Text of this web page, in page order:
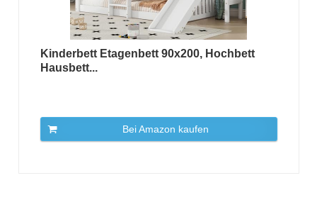
Kinderbett Etagenbett 90x200, Hochbett
Hausbett...
Bei Amazon kaufen